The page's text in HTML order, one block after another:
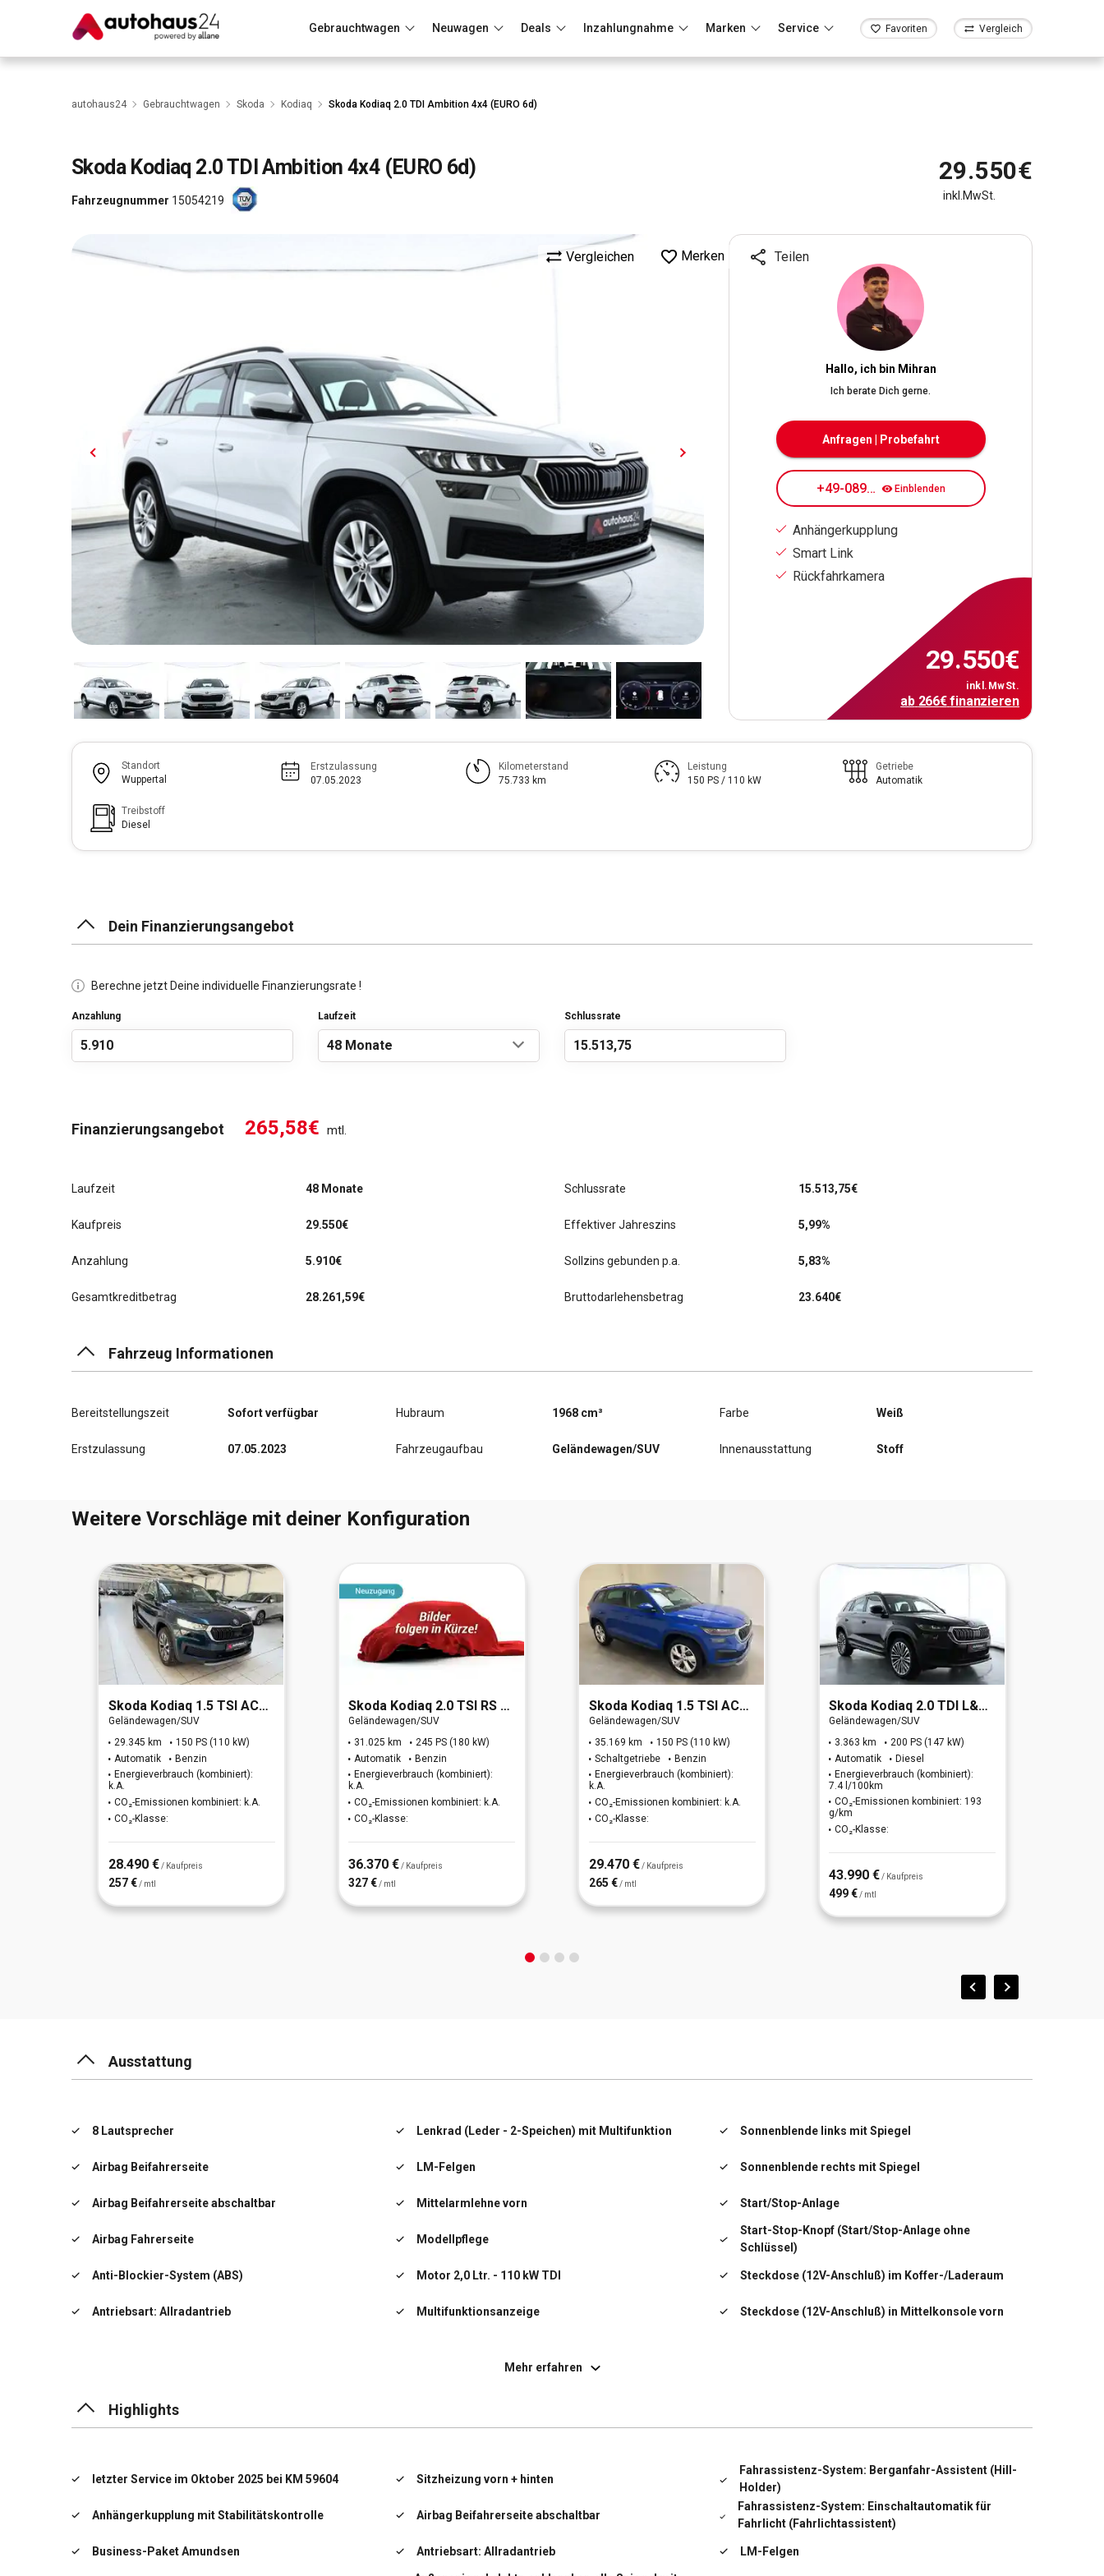
Gebrauchtwagen Neuwagen Deals Inzahlungnahme Marken Service Favoriten Vergleich
Wir bewerten dein AutoRund um die Inzahlungnahme
autohaus24 Gebrauchtwagen Skoda Kodiaq Skoda Kodiaq 2.0 TDI Ambition 4x4 (EURO 6d)
Skoda Kodiaq 2.0 TDI Ambition 4x4 (EURO 6d)
Fahrzeugnummer 15054219
Vergleichen Merken Teilen
29.550€
inkl.MwSt.
Hallo, ich bin Mihran
Ich berate Dich gerne.
Anfragen | Probefahrt
+49-089708084163 Einblenden
Anhängerkupplung
Smart Link
Rückfahrkamera
29.550€
inkl.MwSt.
ab 266€finanzieren
Standort
Wuppertal
Erstzulassung
07.05.2023
Kilometerstand
75.733 km
Leistung
150 PS / 110 kW
Getriebe
Automatik
Treibstoff
Diesel
Dein Finanzierungsangebot
Berechne jetzt Deine individuelle Finanzierungsrate !
Anzahlung Laufzeit Schlussrate
Finanzierungsangebot 265,58€ mtl.
Laufzeit 48 Monate
Kaufpreis 29.550€
Anzahlung 5.910€
Gesamtkreditbetrag 28.261,59€
Schlussrate 15.513,75€
Effektiver Jahreszins 5,99%
Sollzins gebunden p.a. 5,83%
Bruttodarlehensbetrag 23.640€
Fahrzeug Informationen
Bereitstellungszeit Sofort verfügbar
Erstzulassung 07.05.2023
Hubraum 1968 cm³
Fahrzeugaufbau Geländewagen/SUV
Farbe Weiß
Innenausstattung Stoff
Weitere Vorschläge mit deiner Konfiguration
Skoda Kodiaq 1.5 TSI ACT Ambition OPF (EURO 6d)
Geländewagen/SUV
29.345 km
150 PS (110 kW)
Automatik
Benzin
Energieverbrauch (kombiniert):
k.A.
CO₂-Emissionen kombiniert: k.A.
CO₂-Klasse:
28.490 € / Kaufpreis
257 € / mtl
Skoda Kodiaq 2.0 TSI RS 4x4 OPF (EURO 6d)
Geländewagen/SUV
31.025 km
245 PS (180 kW)
Automatik
Benzin
Energieverbrauch (kombiniert):
k.A.
CO₂-Emissionen kombiniert: k.A.
CO₂-Klasse:
36.370 € / Kaufpreis
327 € / mtl
Skoda Kodiaq 1.5 TSI ACT Tour OPF (EURO 6d)
Geländewagen/SUV
35.169 km
150 PS (110 kW)
Schaltgetriebe
Benzin
Energieverbrauch (kombiniert):
k.A.
CO₂-Emissionen kombiniert: k.A.
CO₂-Klasse:
29.470 € / Kaufpreis
265 € / mtl
Skoda Kodiaq 2.0 TDI L&K 4x4 (EURO 6d)
Geländewagen/SUV
3.363 km
200 PS (147 kW)
Automatik
Diesel
Energieverbrauch (kombiniert):
7.4 l/100km
CO₂-Emissionen kombiniert: 193
g/km
CO₂-Klasse:
43.990 € / Kaufpreis
499 € / mtl
Ausstattung
8 Lautsprecher
Airbag Beifahrerseite
Airbag Beifahrerseite abschaltbar
Airbag Fahrerseite
Anti-Blockier-System (ABS)
Antriebsart: Allradantrieb
Außenspiegel elektr. verstell- und heizbar, beide
Lenkrad (Leder - 2-Speichen) mit Multifunktion
LM-Felgen
Mittelarmlehne vorn
Modellpflege
Motor 2,0 Ltr. - 110 kW TDI
Multifunktionsanzeige
Sonnenblende links mit Spiegel
Sonnenblende rechts mit Spiegel
Start/Stop-Anlage
Start-Stop-Knopf (Start/Stop-Anlage ohne
Schlüssel)
Steckdose (12V-Anschluß) im Koffer-/Laderaum
Steckdose (12V-Anschluß) in Mittelkonsole vorn
Verzurrösen Koffer-/Laderaum
Warnanlage für Sicherheitsgurte,
Mehr erfahren
Highlights
letzter Service im Oktober 2025 bei KM 59604
Anhängerkupplung mit Stabilitätskontrolle
Business-Paket Amundsen
Sitzheizung vorn + hinten
Airbag Beifahrerseite abschaltbar
Antriebsart: Allradantrieb
Fahrassistenz-System: Berganfahr-Assistent (Hill-
Holder)
Fahrassistenz-System: Einschaltautomatik für
Fahrlicht (Fahrlichtassistent)
LM-Felgen